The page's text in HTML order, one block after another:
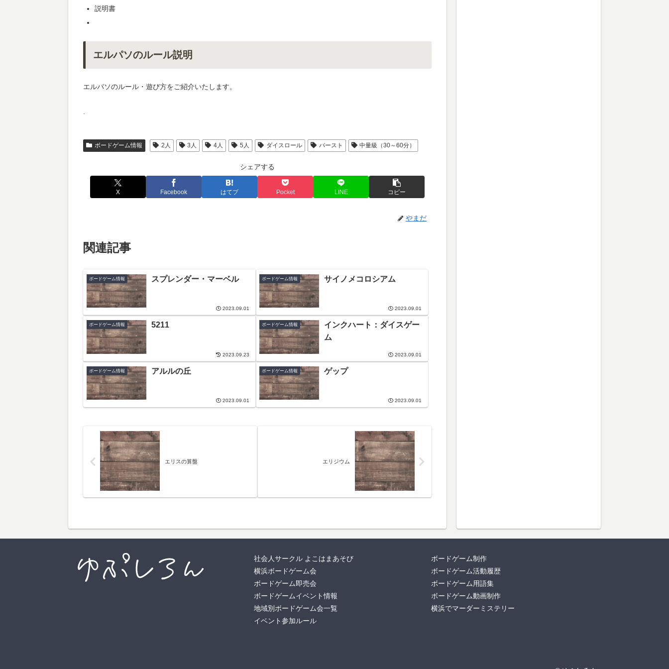
説明書
エルパソのルール説明
エルパソのルール・遊び方をご紹介いたします。
.
ボードゲーム情報 2人 3人 4人 5人 ダイスロール バースト 中量級（30～60分）
シェアする
X Facebook はてブ Pocket LINE コピー
やまだ
関連記事
ボードゲーム情報 スプレンダー・マーベル
2023.09.01
ボードゲーム情報 サイノメコロシアム
2023.09.01
ボードゲーム情報 5211
2023.09.23
ボードゲーム情報
インクハート：ダイスゲー
ム
2023.09.01
ボードゲーム情報 アルルの丘
2023.09.01
ボードゲーム情報 ゲップ
2023.09.01
エリスの算盤 エリジウム
社会人サークル よこはまあそび
横浜ボードゲーム会
ボードゲーム即売会
ボードゲームイベント情報
地域別ボードゲーム会一覧
イベント参加ルール
ボードゲーム制作
ボードゲーム活動履歴
ボードゲーム用語集
ボードゲーム動画制作
横浜でマーダーミステリー